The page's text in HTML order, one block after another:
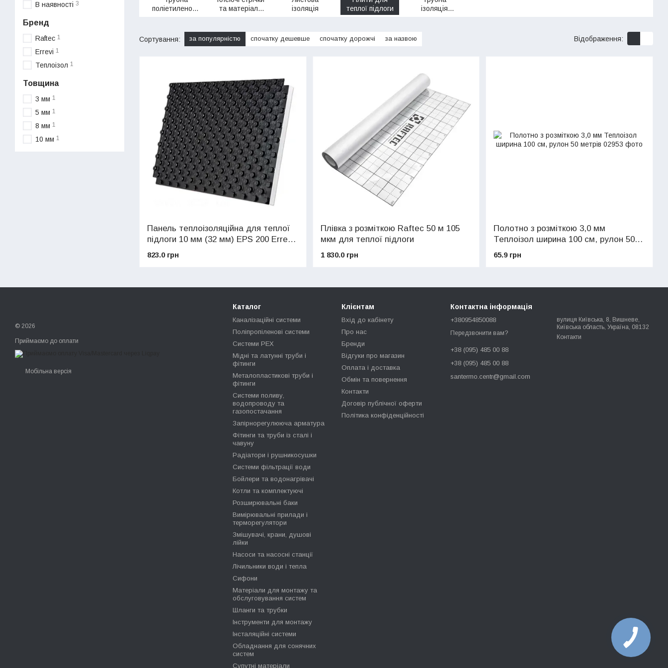
поліетиленова
та матеріали
ізоляція
теплої підлоги
ізоляція
Сортування: за популярністю спочатку дешевше спочатку дорожчі за назвою Відображення:
Панель теплоізоляційна для теплої
підлоги 10 мм (32 мм) EPS 200 Errevi
823.0 грн
Плівка з розміткою Raftec 50 м 105
мкм для теплої підлоги
1 830.0 грн
Полотно з розміткою 3,0 мм
Теплоізол ширина 100 см, рулон 50
65.9 грн
В наявності 3
Бренд
Raftec 1
Errevi 1
Теплоізол 1
Товщина
3 мм 1
5 мм 1
8 мм 1
10 мм 1
© 2026
Приймаємо до оплати
Мобільна версія
Каталог
Каналізаційні системи
Поліпропіленові системи
Системи PEX
Мідні та латунні труби і
фітинги
Металопластикові труби і
фітинги
Системи поливу,
водопроводу та
газопостачання
Запірнорегулююча арматура
Фітинги та труби із сталі і
чавуну
Радіатори і рушникосушки
Системи фільтрації води
Бойлери та водонагрівачі
Котли та комплектуючі
Розширювальні баки
Вимірювальні прилади і
терморегулятори
Змішувачі, крани, душові
лійки
Насоси та насосні станції
Лічильники води і тепла
Сифони
Матеріали для монтажу та
обслуговування систем
Шланги та трубки
Інструменти для монтажу
Інсталяційні системи
Обладнання для сонячних
систем
Супутні матеріали
Клієнтам
Вхід до кабінету
Про нас
Бренди
Відгуки про магазин
Оплата і доставка
Обмін та повернення
Контакти
Договір публічної оферти
Політика конфіденційності
Контактна інформація
+380954850088
Передзвонити вам?
+38 (095) 485 00 88
+38 (095) 485 00 88
santermo.centr@gmail.com
вулиця Київська, 8, Вишневе,
Київська область, Україна, 08132
Контакти